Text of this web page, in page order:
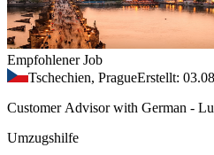
Empfohlener Job
Tschechien, PragueErstellt:
Customer Advisor with German -
Umzugshilfe